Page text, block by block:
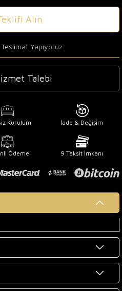
Alın
Yapıyoruz
Talebi
Kurulum İade & Değişim
Ödeme 9 Taksit İmkanı